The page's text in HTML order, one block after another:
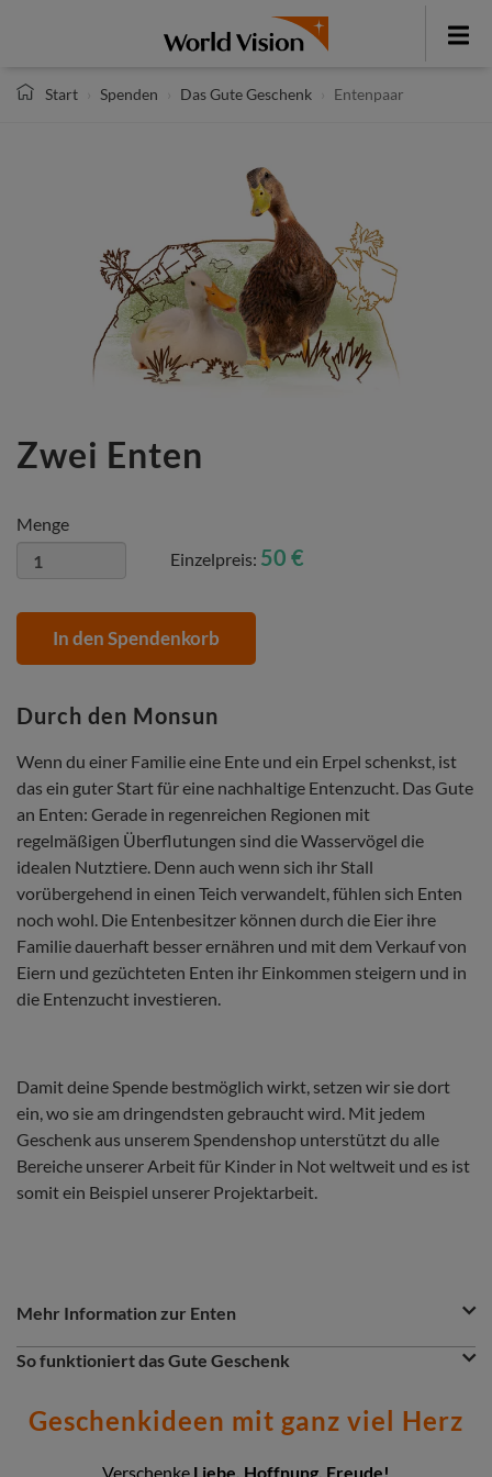
Toggle
Start
Spenden Das Gute Geschenk Entenpaar
Zwei Enten
Einzelpreis: 50 €
Menge
In den Spendenkorb
Durch den Monsun
Wenn du einer Familie eine Ente und ein Erpel schenkst, ist
das ein guter Start für eine nachhaltige Entenzucht. Das Gute
an Enten: Gerade in regenreichen Regionen mit
regelmäßigen Überflutungen sind die Wasservögel die
idealen Nutztiere. Denn auch wenn sich ihr Stall
vorübergehend in einen Teich verwandelt, fühlen sich Enten
noch wohl. Die Entenbesitzer können durch die Eier ihre
Familie dauerhaft besser ernähren und mit dem Verkauf von
Eiern und gezüchteten Enten ihr Einkommen steigern und in
die Entenzucht investieren.
Damit deine Spende bestmöglich wirkt, setzen wir sie dort
ein, wo sie am dringendsten gebraucht wird. Mit jedem
Geschenk aus unserem Spendenshop unterstützt du alle
Bereiche unserer Arbeit für Kinder in Not weltweit und es ist
somit ein Beispiel unserer Projektarbeit.
Question
Answer
Question
Mehr Information zur Enten
Question
So funktioniert das Gute Geschenk
eine greifbare Spende. Entscheidest du dich z.B. für zwei
Enten, so wird dein Gutes Geschenk dort eingesetzt, wo das
unseren Nothilfe- und Entwicklungsprojekten. Zusammen
Geschenkideen mit ganz viel Herz
Verschenke Liebe, Hoffnung, Freude!